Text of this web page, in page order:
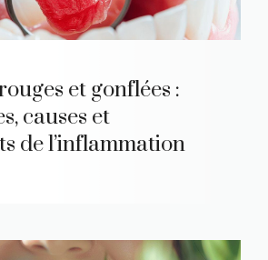
et gonflées :
causes et
de l’inflammation